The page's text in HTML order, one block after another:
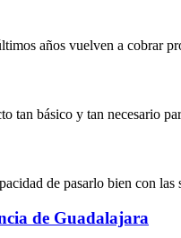
años vuelven a cobrar
tan básico y tan necesario
de pasarlo bien con
de Guadalajara